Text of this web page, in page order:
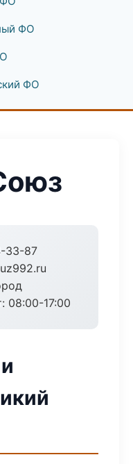
ФО
ФО
33-87
08:00-17:00